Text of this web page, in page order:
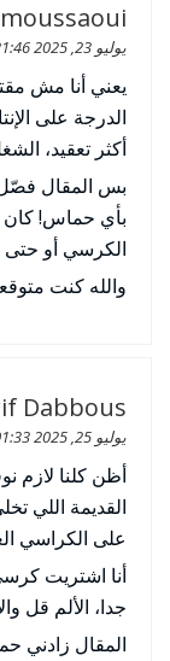
يوليو 23, 2025 AT 21:46
يعني أنا مش
الدرجة على
أكثر تعقيد،
بس المقال
بأي حماس! كان
الكرسي أو
والله كنت
Dabbous
يوليو 25, 2025 AT 01:33
أظن كلنا لازم
القديمة اللي
على الكراسي
أنا اشتريت
جدا، الألم قل
المقال زادني